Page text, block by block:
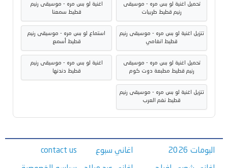
تحميل اغنية لو بس مره - موسيقى
رنيم قطيط طربيات
اغنية لو بس مره - موسيقى رنيم
قطيط سمعنا
تنزيل اغنية لو بس مره - موسيقى رنيم
قطيط انغامي
استماع لو بس مره - موسيقى رنيم
قطيط أسمع
تحميل اغنية لو بس مره - موسيقى
رنيم قطيط مطبعة دوت كوم
اغنية لو بس مره - موسيقى رنيم
قطيط دندنها
تنزيل اغنية لو بس مره - موسيقى رنيم
قطيط نغم العرب
البومات 2026 اغاني سبوع contact us